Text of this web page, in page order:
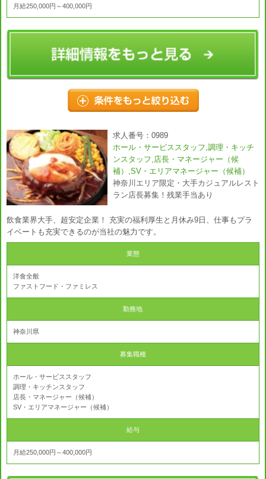
月給250,000円～400,000円
求人番号：0989
ホール・サービススタッフ,調理・キッチ
ンスタッフ,店長・マネージャー（候
補）,SV・エリアマネージャー（候補）
神奈川エリア限定・大手カジュアルレスト
ラン店長募集！残業手当あり
飲食業界大手、超安定企業！ 充実の福利厚生と月休み9日、仕事もプラ
イベートも充実できるのが当社の魅力です。
業態
洋食全般
ファストフード・ファミレス
勤務地
神奈川県
募集職種
ホール・サービススタッフ
調理・キッチンスタッフ
店長・マネージャー（候補）
SV・エリアマネージャー（候補）
給与
月給250,000円～400,000円